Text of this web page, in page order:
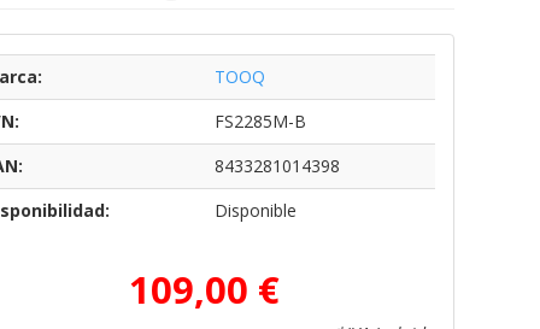
TOOQ
FS2285M-B
8433281014398
Disponible
109,00 €